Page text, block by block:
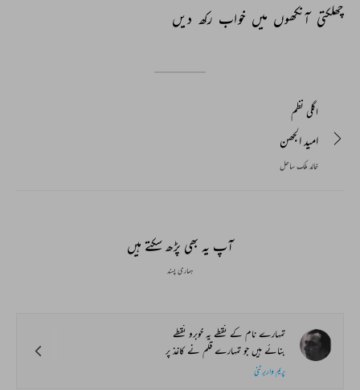
چھلکتی آنکھوں میں خواب رکھ دیں
اگلی نظم
امید الجھن
خالد ملک ساحل
آپ یہ بھی پڑھ سکتے ہیں
ہماری پسند
تمہارے نام کے نقطے یہ خوبرو نقطے
بنائے ہیں جو تمہارے قلم نے کاغذ پر
پریم واربرٹنی